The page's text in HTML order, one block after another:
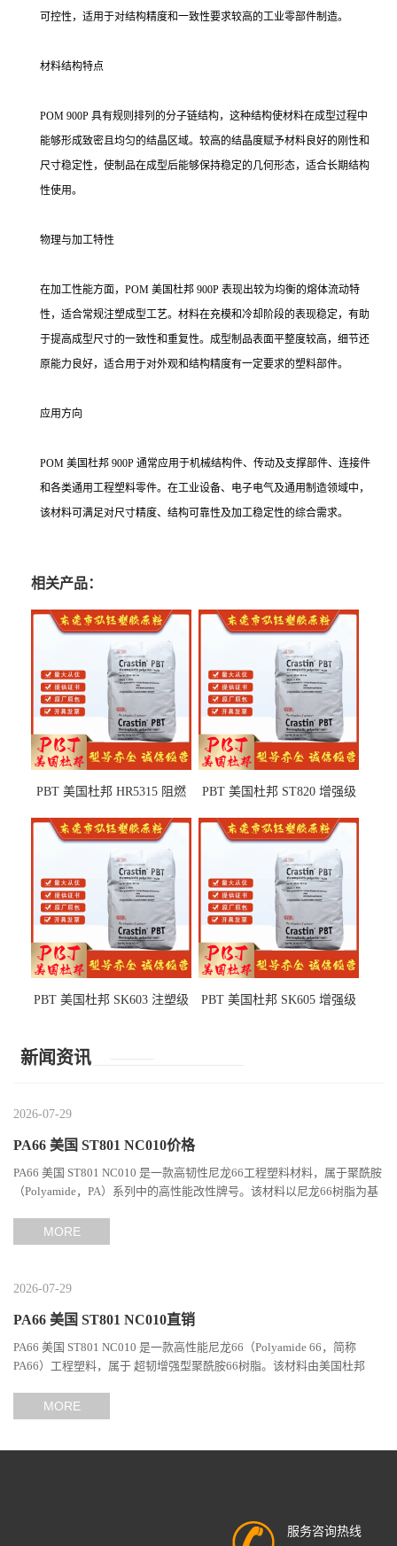
可控性，适用于对结构精度和一致性要求较高的工业零部件制造。
材料结构特点
POM 900P 具有规则排列的分子链结构，这种结构使材料在成型过程中
能够形成致密且均匀的结晶区域。较高的结晶度赋予材料良好的刚性和
尺寸稳定性，使制品在成型后能够保持稳定的几何形态，适合长期结构
性使用。
物理与加工特性
在加工性能方面，POM 美国杜邦 900P 表现出较为均衡的熔体流动特
性，适合常规注塑成型工艺。材料在充模和冷却阶段的表现稳定，有助
于提高成型尺寸的一致性和重复性。成型制品表面平整度较高，细节还
原能力良好，适合用于对外观和结构精度有一定要求的塑料部件。
应用方向
POM 美国杜邦 900P 通常应用于机械结构件、传动及支撑部件、连接件
和各类通用工程塑料零件。在工业设备、电子电气及通用制造领域中，
该材料可满足对尺寸精度、结构可靠性及加工稳定性的综合需求。
相关产品：
PBT 美国杜邦 HR5315 阻燃
部件
PBT 美国杜邦 ST820 增强级
PBT 美国杜邦 SK603 注塑级
PBT 美国杜邦 SK605 增强级
新闻资讯
2026-07-29
PA66 美国 ST801 NC010价格
PA66 美国 ST801 NC010 是一款高韧性尼龙66工程塑料材料，属于聚酰胺
（Polyamide，PA）系列中的高性能改性牌号。该材料以尼龙66树脂为基
MORE
2026-07-29
PA66 美国 ST801 NC010直销
PA66 美国 ST801 NC010 是一款高性能尼龙66（Polyamide 66，简称
PA66）工程塑料，属于 超韧增强型聚酰胺66树脂。该材料由美国杜邦
MORE
服务咨询热线